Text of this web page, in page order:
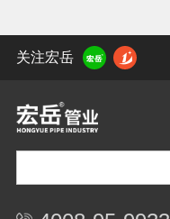
关注宏岳